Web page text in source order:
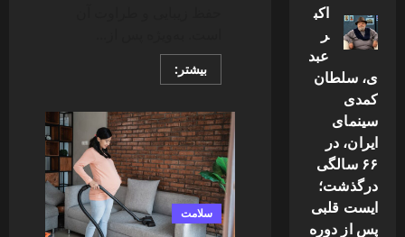
بیشتر:Read
more
‌های
بعد
از
لیزر
موهای
زائد
صورت
سلامت
اکب
ر
عبد
ی، سلطان
کمدی
سینمای
ایران، در
۶۶ سالگی
درگذشت؛
ایست قلبی
پس از دوره